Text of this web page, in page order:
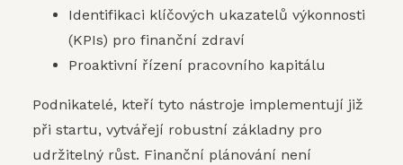
Identifikaci klíčových ukazatelů výkonnosti
(KPIs) pro finanční zdraví
Proaktivní řízení pracovního kapitálu
Podnikatelé, kteří tyto nástroje implementují již
při startu, vytvářejí robustní základny pro
udržitelný růst. Finanční plánování není